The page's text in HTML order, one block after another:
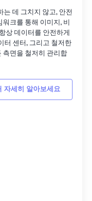
데 그치지 않고, 안전
크를 통해 이미지, 비
상 데이터를 안전하게
터 센터, 그리고 철저한
측면을 철저히 관리합
자세히 알아보세요